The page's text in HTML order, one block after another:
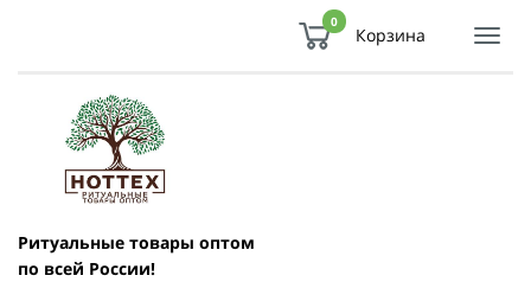
0
Корзина
Ритуальные товары оптом
по всей России!